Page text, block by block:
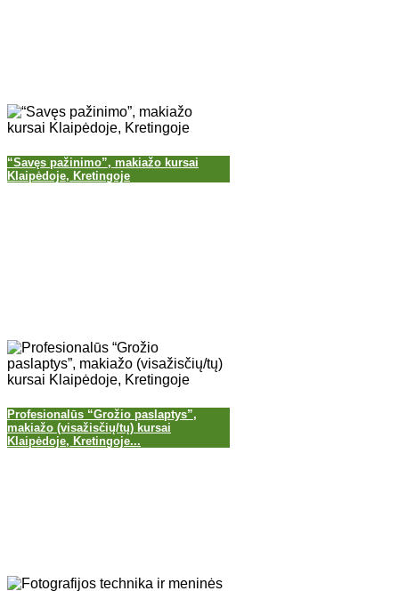
“Savęs pažinimo”, makiažo kursai
Klaipėdoje, Kretingoje
Profesionalūs “Grožio paslaptys”,
makiažo (visažisčių/tų) kursai
Klaipėdoje, Kretingoje...